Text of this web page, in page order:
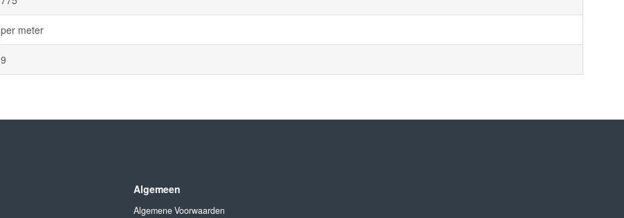
per meter
9
Algemeen
Algemene Voorwaarden